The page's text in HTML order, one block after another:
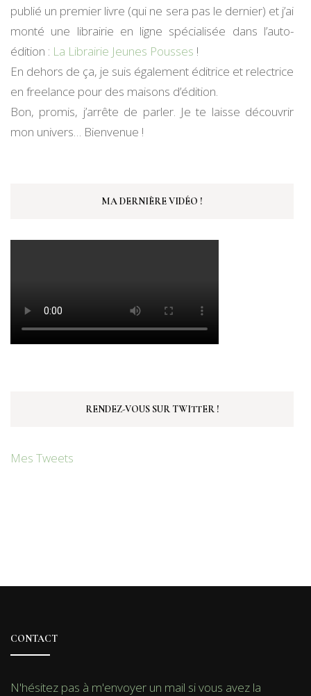
publié un premier livre (qui ne sera pas le dernier) et j’ai
monté une librairie en ligne spécialisée dans l’auto-
édition : La Librairie Jeunes Pousses !
En dehors de ça, je suis également éditrice et relectrice
en freelance pour des maisons d’édition.
Bon, promis, j’arrête de parler. Je te laisse découvrir
mon univers… Bienvenue !
MA DERNIÈRE VIDÉO !
RENDEZ-VOUS SUR TWITTER !
Mes Tweets
CONTACT
N'hésitez pas à m'envoyer un mail si vous avez la